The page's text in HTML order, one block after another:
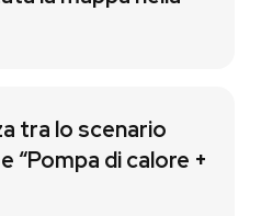
tra lo scenario
“Pompa di calore +